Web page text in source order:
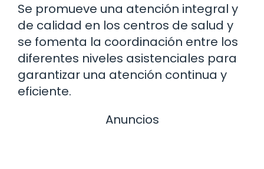
Se promueve una atención integral y
de calidad en los centros de salud y
se fomenta la coordinación entre los
diferentes niveles asistenciales para
garantizar una atención continua y
eficiente.
Anuncios